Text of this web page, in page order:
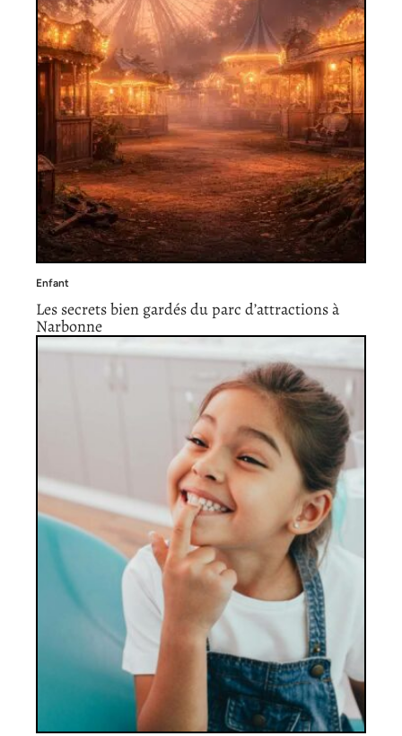
Enfant
Les secrets bien gardés du parc d’attractions à
Narbonne